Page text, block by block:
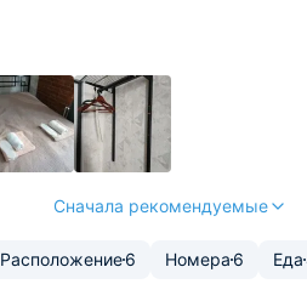
Сначала рекомендуемые
Расположение6 Номера 6 Еда